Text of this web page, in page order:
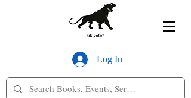
Log In